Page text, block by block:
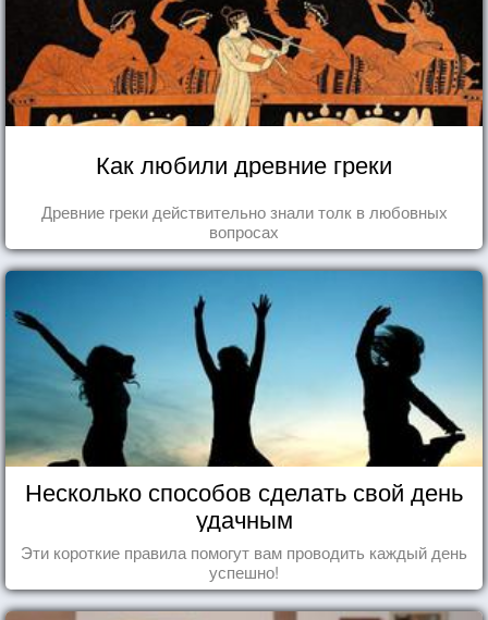
Как любили древние греки
Древние греки действительно знали толк в любовных
вопросах
Несколько способов сделать свой день
удачным
Эти короткие правила помогут вам проводить каждый день
успешно!